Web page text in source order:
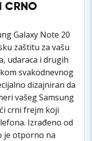
CRNO
Galaxy Note 20
zaštitu za vašu
udaraca i drugih
svakodnevnog
dizajniran da
vašeg Samsung
crni frejm koji
Izrađeno od
je otporno na